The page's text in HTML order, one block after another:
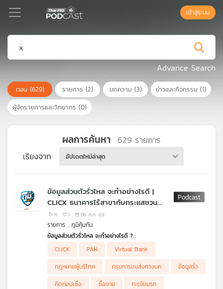
Podcast
เพล
ย์
ลิ
เพล
เข้าสู่ระบบ
Advance Search
ตอน (629) รายการ (2) บทความ (3) ข่าวและกิจกรรม (1)
ผู้จัดรายการและวิทยากร (0)
ผลการค้นหา 629 รายการ
เรียงจาก อัปเดตใหม่ล่าสุด
ข้อมูลส่วนตัวรั่วไหล จะทำอย่างไรดี |
CLICX ธนาคารไร้สาขากับกระแสชวน
เบี้ยวหนี้ | น้ำมันทอดใช้ซ้ำ มีสาร PAH
11 1 06 ส.ค. 69
รายการ : ภูมิคุ้มกัน
ข้อมูลส่วนตัวรั่วไหล จะทำอย่างไรดี ?
และข้อมูลเกี่ยวกับทะเบียนรถรั่วไหลรวมถึงข้อมูลของนายกรัฐมนตรี
ล่าสุด ตรวจพบ IP ต้นทางมาจาก 3 หน่วยงานราชการ ซึ่งขณะนี้อยู่
ระหว่างตรวจสอบหาตัวผู้ใช้บัญชีในการล็อคอิน เรามาดูวิธีการจัดการ
และรับมือ หากข้อมูลของเรารั่วไหลออกสู่สาธารณะ
CLICK PAH
Virtual Bank
กฎหมายผู้บริโภค
กรมการขนส่งทางบก
ข้อมูลรั่ว
คิดก่อนเชื่อ
ซื้อขาย
ทะเบียนรถ